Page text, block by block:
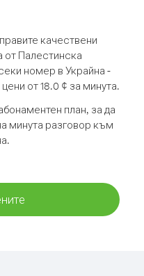
качествени
от Палестинска
номер в Украйна -
от 18.0 ¢ за минута.
план, за да
минута разговор към